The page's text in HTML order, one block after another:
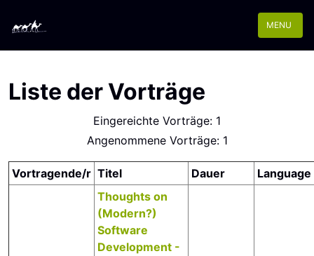
MENU
Liste der Vorträge
Eingereichte Vorträge: 1
Angenommene Vorträge: 1
Vortragende/r Titel Dauer Language
‎Thoughts on
(Modern?)
Software
Development -